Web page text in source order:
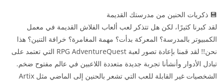
💾 ذكريات الحنين من مدرستك القديمة
لقد كبرنا كثيرًا، لكن هل تتذكر لعب ألعاب الفلاش القديمة في معمل
الكمبيوتر بالمدرسة؟ المعركة بدأت؟ مهمة المغامرة؟ خرافة التنين؟ هذا
نحن!! لقد قمنا بإعادة تصور لعبة RPG AdventureQuest التي تعتمد على
تبادل الأدوار وأنشأنا تجربة جديدة متعددة اللاعبين في عالم مفتوح ضخم.
الشخصيات غير القابلة للعب التي تشعر بالحنين إلى الماضي مثل Artix